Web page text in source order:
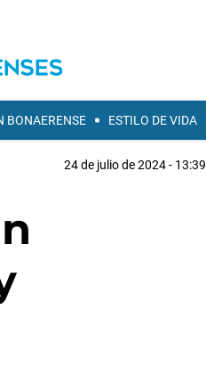
BONAERENSE ESTILO DE VIDA
24 de julio de 2024 - 13:39